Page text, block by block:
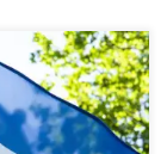
офиса